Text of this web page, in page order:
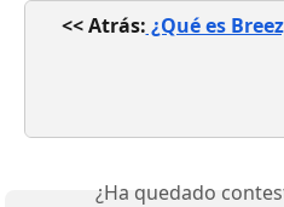
<< Atrás: ¿Qué es
¿Ha quedado